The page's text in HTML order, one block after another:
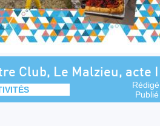
Club, Le Malzieu, acte